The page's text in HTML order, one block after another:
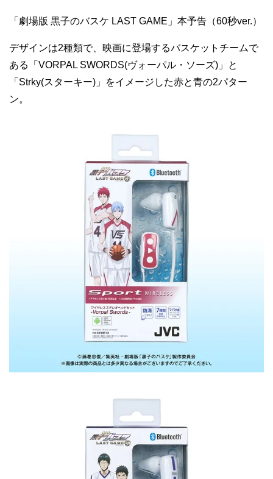
「劇場版 黒子のバスケ LAST GAME」本予告（60秒ver.）
デザインは2種類で、映画に登場するバスケットチームで
ある「VORPAL SWORDS(ヴォーパル・ソーズ)」と
「Strky(スターキー)」をイメージした赤と青の2パター
ン。